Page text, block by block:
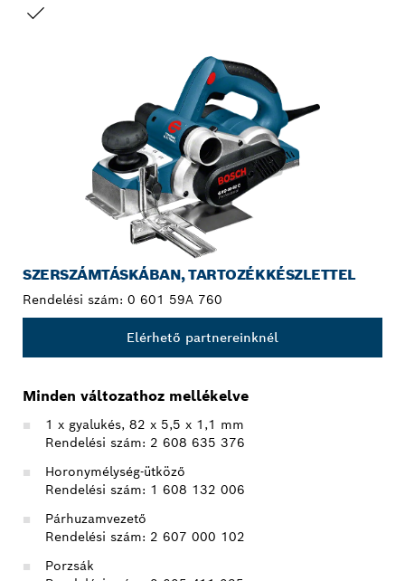
SZERSZÁMTÁSKÁBAN, TARTOZÉKKÉSZLETTEL
Rendelési szám: 0 601 59A 760
Elérhető partnereinknél
Minden változathoz mellékelve
1 x gyalukés, 82 x 5,5 x 1,1 mm
Rendelési szám: 2 608 635 376
Horonymélység-ütköző
Rendelési szám: 1 608 132 006
Párhuzamvezető
Rendelési szám: 2 607 000 102
Porzsák